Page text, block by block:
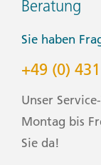
Beratung
Sie haben
+49 (0)
Unser
Montag bis
Sie da!